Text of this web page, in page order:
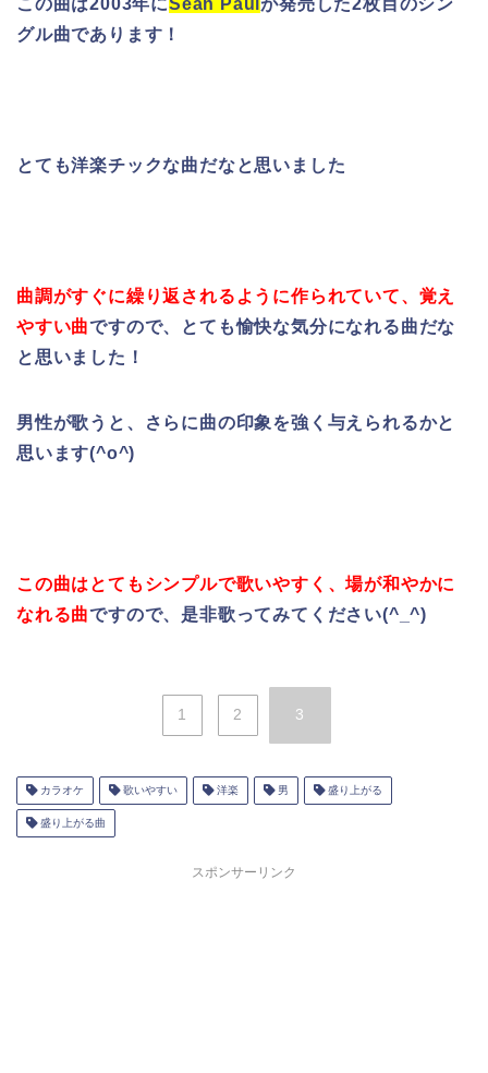
この曲は2003年にSean Paulが発売した2枚目のシン
グル曲であります！
とても洋楽チックな曲だなと思いました
曲調がすぐに繰り返されるように作られていて、覚え
やすい曲ですので、
とても愉快な気分になれる曲だな
と思いました！
男性が歌うと、さらに曲の印象を強く与えられるかと
思います(^o^)
この曲はとてもシンプルで歌いやすく、場が和やかに
なれる曲ですので、是非歌ってみてください(^_^)
1 2 3
カラオケ 歌いやすい 洋楽 男 盛り上がる
盛り上がる曲
スポンサーリンク